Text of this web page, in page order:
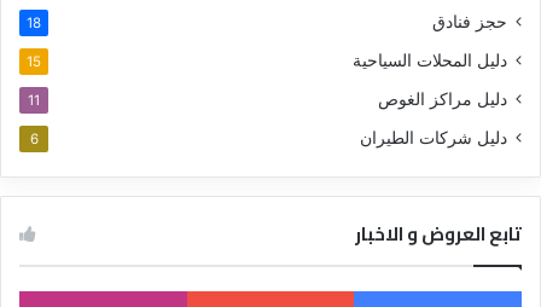
حجز فنادق 18
دليل المحلات السياحية 15
دليل مراكز الغوص 11
دليل شركات الطيران 6
تابع العروض و الاخبار